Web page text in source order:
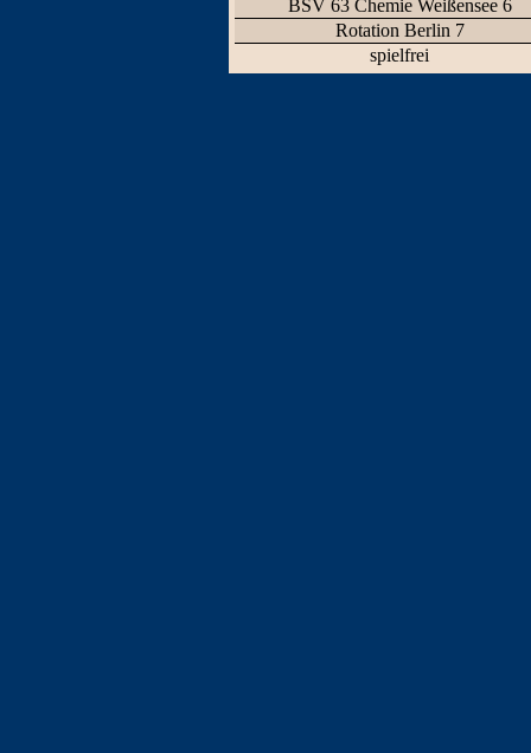
BSV 63 Chemie Weißensee 6
Rotation Berlin 7
spielfrei